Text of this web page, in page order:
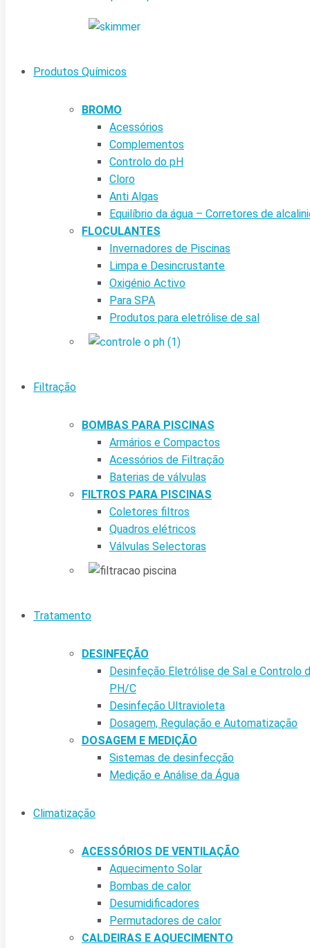
Produtos Químicos
BROMO
Acessórios
Complementos
Controlo do pH
Cloro
Anti Algas
Equilíbrio da água – Corretores de
FLOCULANTES
Invernadores de Piscinas
Limpa e Desincrustante
Oxigénio Activo
Para SPA
Produtos para eletrólise de sal
Filtração
BOMBAS PARA PISCINAS
Armários e Compactos
Acessórios de Filtração
Baterias de válvulas
FILTROS PARA PISCINAS
Coletores filtros
Quadros elétricos
Válvulas Selectoras
Tratamento
DESINFEÇÃO
Desinfeção Eletrólise de Sal e Controlo
PH/C
Desinfeção Ultravioleta
Dosagem, Regulação e Automatização
DOSAGEM E MEDIÇÃO
Sistemas de desinfecção
Medição e Análise da Água
Climatização
ACESSÓRIOS DE VENTILAÇÃO
Aquecimento Solar
Bombas de calor
Desumidificadores
Permutadores de calor
CALDEIRAS E AQUECIMENTO